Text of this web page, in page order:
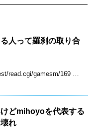
人って羅刹の取り合
read.cgi/gamesm/169 …
どmihoyoを代表する
れ